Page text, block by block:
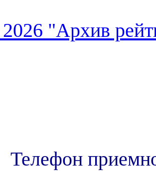
"Архив
Телефон